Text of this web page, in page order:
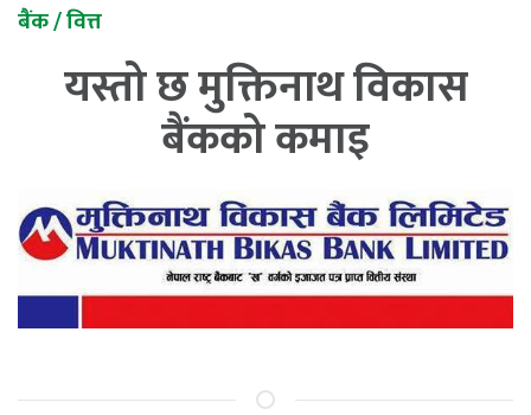
बैंक / वित्त
यस्तो छ मुक्तिनाथ विकास
बैंकको कमाइ